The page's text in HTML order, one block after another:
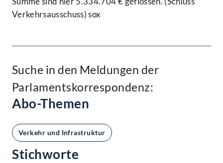
Verkehrsausschuss) sox
Suche in den Meldungen der
Parlamentskorrespondenz:
Abo-Themen
Verkehr und Infrastruktur
Stichworte